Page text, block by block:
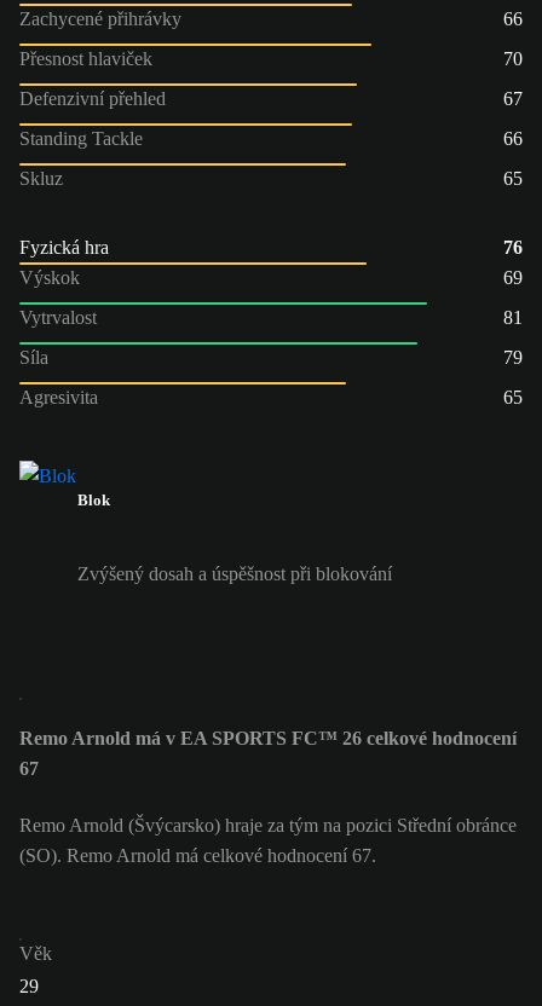
Zachycené přihrávky
66
Přesnost hlaviček
70
Defenzivní přehled
67
Standing Tackle
66
Skluz
65
Fyzická hra
76
Výskok
69
Vytrvalost
81
Síla
79
Agresivita
65
Blok
Zvýšený dosah a úspěšnost při blokování
Remo Arnold má v EA SPORTS FC™ 26 celkové hodnocení
67
Remo Arnold (Švýcarsko) hraje za tým na pozici Střední obránce
(SO). Remo Arnold má celkové hodnocení 67.
Věk
29